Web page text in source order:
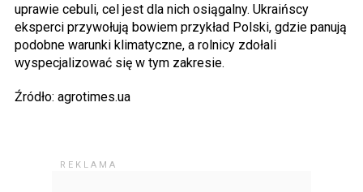
uprawie cebuli, cel jest dla nich osiągalny. Ukraińscy
eksperci przywołują bowiem przykład Polski, gdzie panują
podobne warunki klimatyczne, a rolnicy zdołali
wyspecjalizować się w tym zakresie.
Źródło: agrotimes.ua